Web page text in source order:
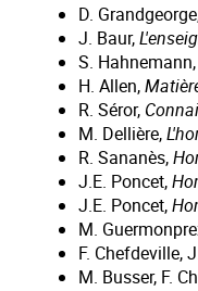
D.
J. Baur,
S. Hahnemann,
H. Allen,
R. Séror,
M. Dellière,
R. Sananès,
J.E. Poncet,
J.E. Poncet,
M.
F. Chefdeville,
M. Busser, F.